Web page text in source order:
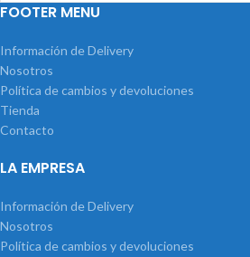
FOOTER MENU
Información de Delivery
Nosotros
Política de cambios y devoluciones
Tienda
Contacto
LA EMPRESA
Información de Delivery
Nosotros
Política de cambios y devoluciones